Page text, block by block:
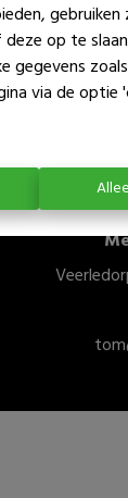
op te
gegevens
via de optie